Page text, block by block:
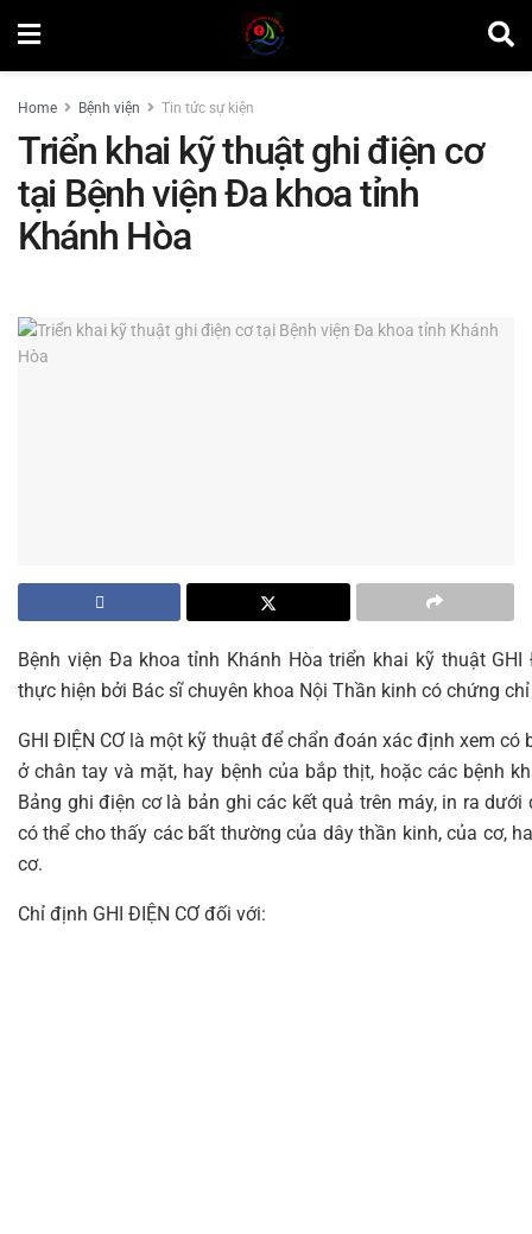
Home Bệnh viện Tin tức sự kiện
Triển khai kỹ thuật ghi điện cơ
tại Bệnh viện Đa khoa tỉnh
Khánh Hòa
Bệnh viện Đa khoa tỉnh Khánh Hòa triển khai kỹ thuật
thực hiện bởi Bác sĩ chuyên khoa Nội Thần kinh có chứng chỉ
GHI ĐIỆN CƠ là một kỹ thuật để chẩn đoán xác định xem
ở chân tay và mặt, hay bệnh của bắp thịt, hoặc các bệnh
Bảng ghi điện cơ là bản ghi các kết quả trên máy, in ra
có thể cho thấy các bất thường của dây thần kinh, của cơ,
cơ.
Chỉ định GHI ĐIỆN CƠ đối với: